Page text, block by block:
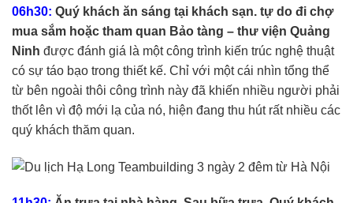
06h30: Quý khách ăn sáng tại khách sạn. tự do đi chợ
mua sắm hoặc tham quan Bảo tàng – thư viện Quảng
Ninh được đánh giá là một công trình kiến trúc nghệ thuật
có sự táo bạo trong thiết kế. Chỉ với một cái nhìn tổng thể
từ bên ngoài thôi công trình này đã khiến nhiều người phải
thốt lên vì độ mới lạ của nó, hiện đang thu hút rất nhiều các
quý khách thăm quan.